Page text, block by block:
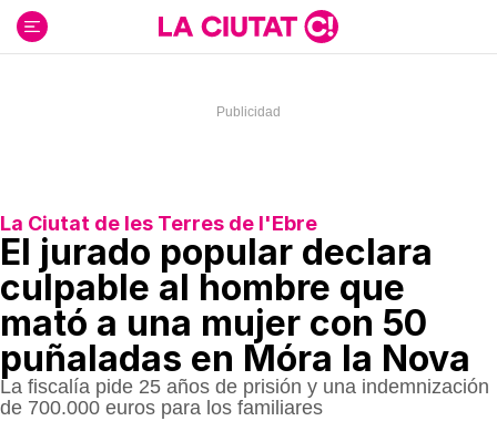
contenido
La Ciutat de les Terres de l'Ebre
El jurado popular declara
culpable al hombre que
mató a una mujer con 50
puñaladas en Móra la Nova
La fiscalía pide 25 años de prisión y una indemnización
de 700.000 euros para los familiares